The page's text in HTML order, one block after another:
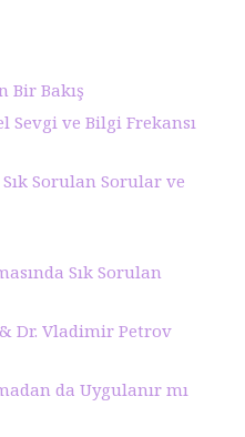
Bir Bakış
Sevgi ve Bilgi Frekansı
Sorulan Sorular ve
Sık Sorulan
Dr. Vladimir Petrov
da Uygulanır mı